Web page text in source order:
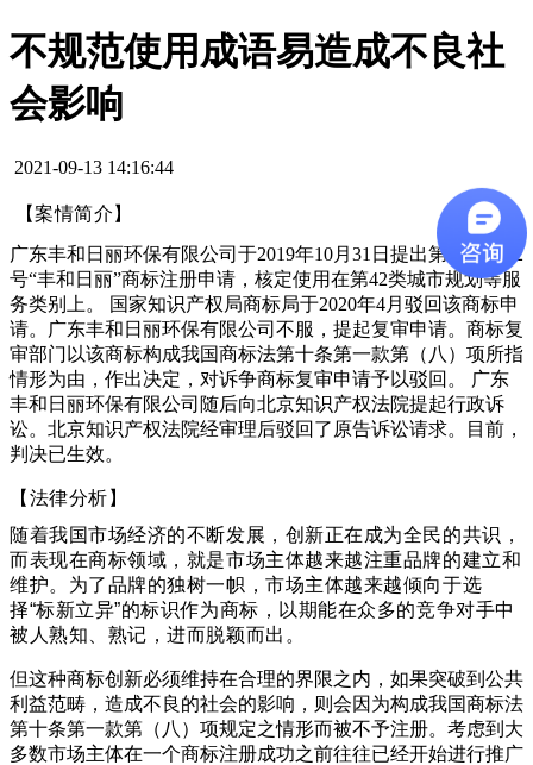
不规范使用成语易造成不良社
会影响
2021-09-13 14:16:44
【案情简介】
广东丰和日丽环保有限公司于2019年10月31日提出第42005562
号“丰和日丽”商标注册申请，核定使用在第42类城市规划等服
务类别上。
国家知识产权局商标局于2020年4月驳回该商标申
请。广东丰和日丽环保有限公司不服，提起复审申请。商标复
审部门以该商标构成我国商标法第十条第一款第（八）项所指
情形为由，作出决定，对诉争商标复审申请予以驳回。
广东
丰和日丽环保有限公司随后向北京知识产权法院提起行政诉
讼。北京知识产权法院经审理后驳回了原告诉讼请求。目前，
判决已生效。
【法律分析】
随着我国市场经济的不断发展，创新正在成为全民的共识，
而表现在商标领域，就是市场主体越来越注重品牌的建立和
维护。为了品牌的独树一帜，市场主体越来越倾向于选
择“标新立异”的标识作为商标，以期能在众多的竞争对手中
被人熟知、熟记，进而脱颖而出。
但这种商标创新必须维持在合理的界限之内，如果突破到公共
利益范畴，造成不良的社会的影响，则会因为构成我国商标法
第十条第一款第（八）项规定之情形而被不予注册。考虑到大
多数市场主体在一个商标注册成功之前往往已经开始进行推广